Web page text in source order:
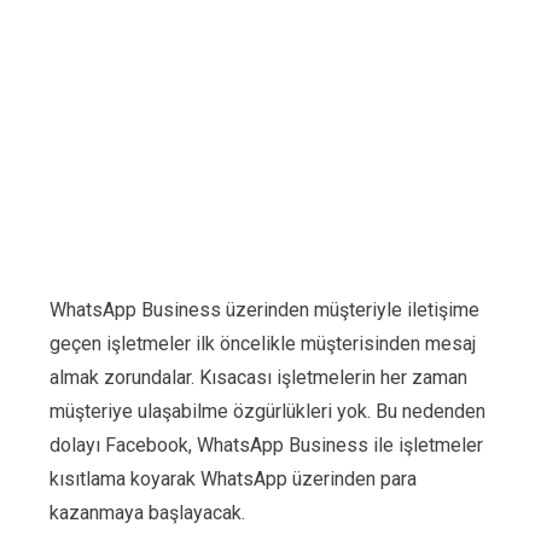
WhatsApp Business üzerinden müşteriyle iletişime
geçen işletmeler ilk öncelikle müşterisinden mesaj
almak zorundalar. Kısacası işletmelerin her zaman
müşteriye ulaşabilme özgürlükleri yok. Bu nedenden
dolayı Facebook, WhatsApp Business ile işletmeler
kısıtlama koyarak WhatsApp üzerinden para
kazanmaya başlayacak.